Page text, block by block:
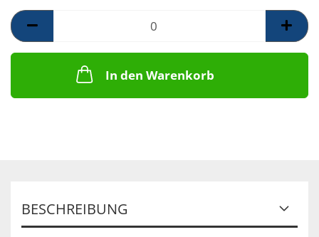
In den Warenkorb
BESCHREIBUNG